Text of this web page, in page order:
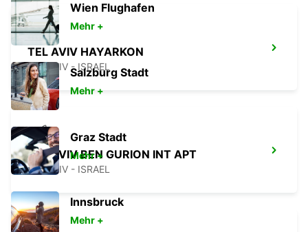
TEL AVIV HAYARKON
TEL AVIV - ISRAEL
TEL AVIV BEN GURION INT APT
TEL AVIV - ISRAEL
Wien Flughafen
Mehr +
Salzburg Stadt
Mehr +
Graz Stadt
Mehr +
Innsbruck
Mehr +